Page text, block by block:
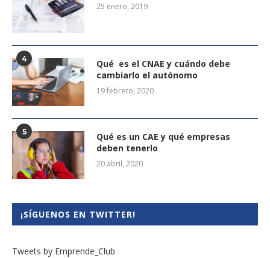
25 enero, 2019
4
Qué es el CNAE y cuándo debe
cambiarlo el autónomo
19 febrero, 2020
5
Qué es un CAE y qué empresas
deben tenerlo
20 abril, 2020
¡SÍGUENOS EN TWITTER!
Tweets by Emprende_Club